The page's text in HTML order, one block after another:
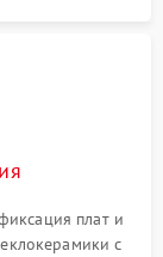
плат и
с